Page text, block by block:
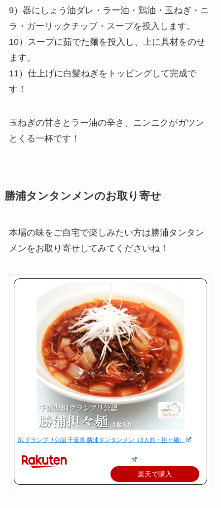
9）器にしょう油ダレ・ラー油・鶏油・玉ねぎ・ニ
ラ・ガーリックチップ・スープを投入します。
10）スープに茹でた麺を投入し、上に具材をのせ
ます。
11）仕上げに白髪ねぎをトッピングして完成で
す！
玉ねぎの甘さとラー油の辛さ、ニンニクがガツン
とくる一杯です！
勝浦タンタンメンのお取り寄せ
本場の味をご自宅で楽しみたい方は勝浦タンタン
メンをお取り寄せしてみてくださいね！
B1グランプリ公認 千葉県 勝浦タンタンメン（3人前・担々麺）
楽天で購入